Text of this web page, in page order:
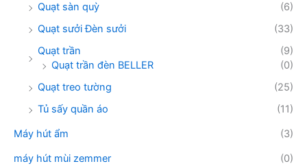
Quạt sàn quỳ
(6)
Quạt sưởi Đèn sưởi
(33)
Quạt trần
(9)
Quạt trần đèn BELLER
(0)
Quạt treo tường
(25)
Tủ sấy quần áo
(11)
Máy hút ẩm
(3)
máy hút mùi zemmer
(0)